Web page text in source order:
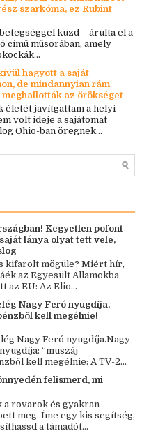
szarkóma, ez Rubint
küzd – árulta el a
című műsorában, amely
hagyott a saját
de mindannyian rám
az örökséget
életét javítgattam a helyi
volt ideje a sajátomat
Ohio-ban öregnek...
Kegyetlen pofont
lánya olyat tett vele,
kifarolt mögüle? Miért hír,
az Egyesült Államokba
az EU: Az Elio...
Nagy Feró nyugdíja.
kell megélnie!
Nagy Feró nyugdíja.Nagy
“muszáj
kell megélnie: A TV-2...
felismerd, mi
a rovarok és gyakran
meg. Íme egy kis segítség,
a támadót...